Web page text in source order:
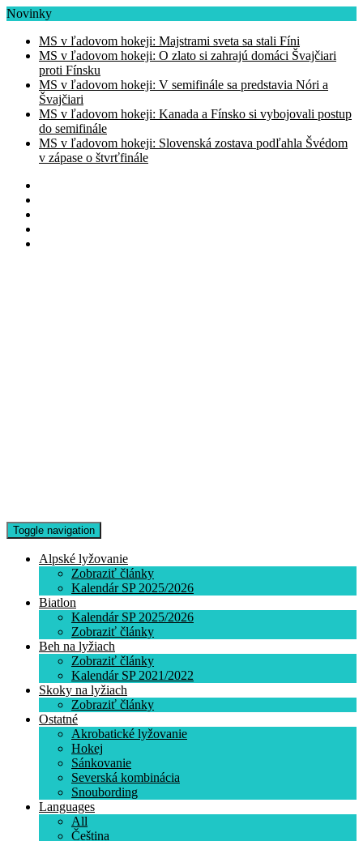
Novinky
MS v ľadovom hokeji: Majstrami sveta sa stali Fíni
MS v ľadovom hokeji: O zlato si zahrajú domáci Švajčiari
proti Fínsku
MS v ľadovom hokeji: V semifinále sa predstavia Nóri a
Švajčiari
MS v ľadovom hokeji: Kanada a Fínsko si vybojovali postup
do semifinále
MS v ľadovom hokeji: Slovenská zostava podľahla Švédom
v zápase o štvrťfinále
Toggle navigation
Alpské lyžovanie
Zobraziť články
Kalendár SP 2025/2026
Biatlon
Kalendár SP 2025/2026
Zobraziť články
Beh na lyžiach
Zobraziť články
Kalendár SP 2021/2022
Skoky na lyžiach
Zobraziť články
Ostatné
Akrobatické lyžovanie
Hokej
Sánkovanie
Severská kombinácia
Snoubording
Languages
All
Čeština